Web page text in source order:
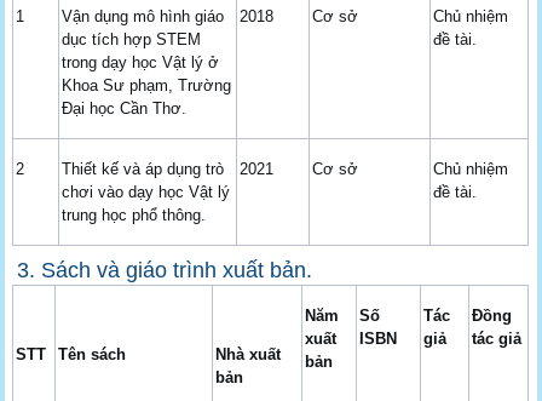
1
Vận dụng mô hình giáo
dục tích hợp STEM
trong dạy học Vật lý ở
Khoa Sư phạm, Trường
Đại học Cần Thơ.
2018 Cơ sở
Chủ nhiệm
đề tài.
2
Thiết kế và áp dụng trò
chơi vào dạy học Vật lý
trung học phổ thông.
2021 Cơ sở
Chủ nhiệm
đề tài.
3. Sách và giáo trình xuất bản.
STT Tên sách
Nhà xuất
bản
Năm
xuất
bản
Số
ISBN
Tác
giả
Đồng
tác giả